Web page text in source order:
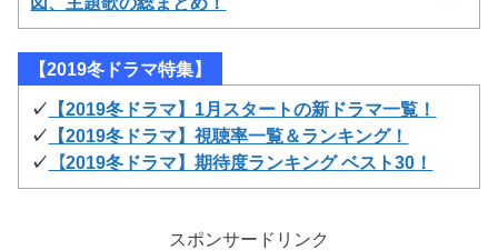
【2019冬ドラマ特集】
✓ 【2019冬ドラマ】1月スタートの新ドラマ一覧！
✓ 【2019冬ドラマ】視聴率一覧＆ランキング！
✓ 【2019冬ドラマ】期待度ランキング ベスト30！
スポンサードリンク